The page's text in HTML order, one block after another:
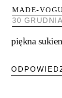
MADE-
30
piękna